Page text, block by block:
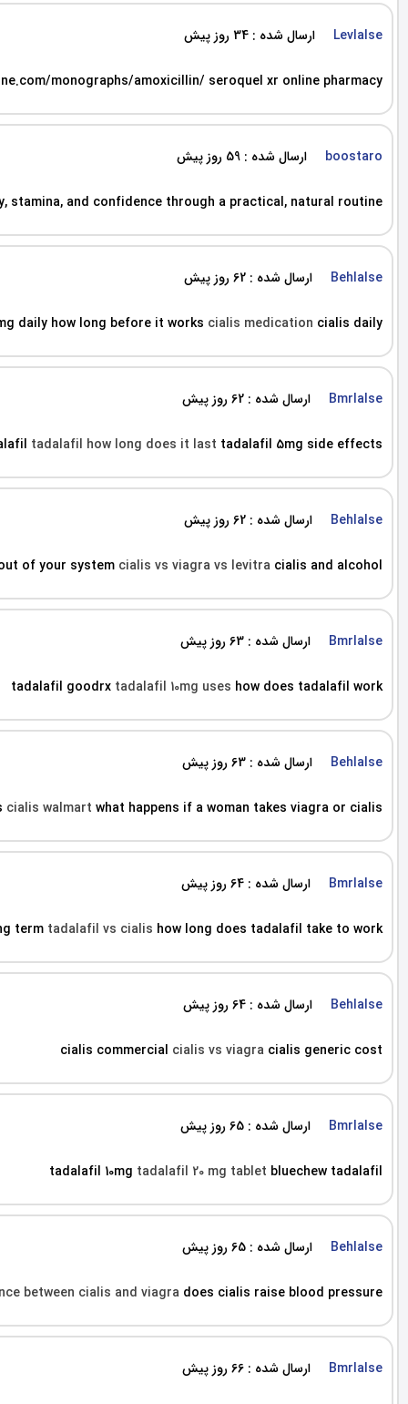
Levlalse ارسال شده : 34 روز پیش
monographs/amoxicillin/ seroquel xr online pharmacy
boostaro ارسال شده : 59 روز پیش
and confidence through a practical, natural routine.
Behlalse ارسال شده : 62 روز پیش
daily how long before it works cialis medication cialis daily
Bmrlalse ارسال شده : 62 روز پیش
tadalafil how long does it last tadalafil 5mg side effects
Behlalse ارسال شده : 62 روز پیش
of your system cialis vs viagra vs levitra cialis and alcohol
Bmrlalse ارسال شده : 63 روز پیش
tadalafil goodrx tadalafil 10mg uses how does tadalafil work
Behlalse ارسال شده : 63 روز پیش
cialis walmart what happens if a woman takes viagra or cialis
Bmrlalse ارسال شده : 64 روز پیش
term tadalafil vs cialis how long does tadalafil take to work
Behlalse ارسال شده : 64 روز پیش
cialis commercial cialis vs viagra cialis generic cost
Bmrlalse ارسال شده : 65 روز پیش
tadalafil 10mg tadalafil 20 mg tablet bluechew tadalafil
Behlalse ارسال شده : 65 روز پیش
between cialis and viagra does cialis raise blood pressure
Bmrlalse ارسال شده : 66 روز پیش